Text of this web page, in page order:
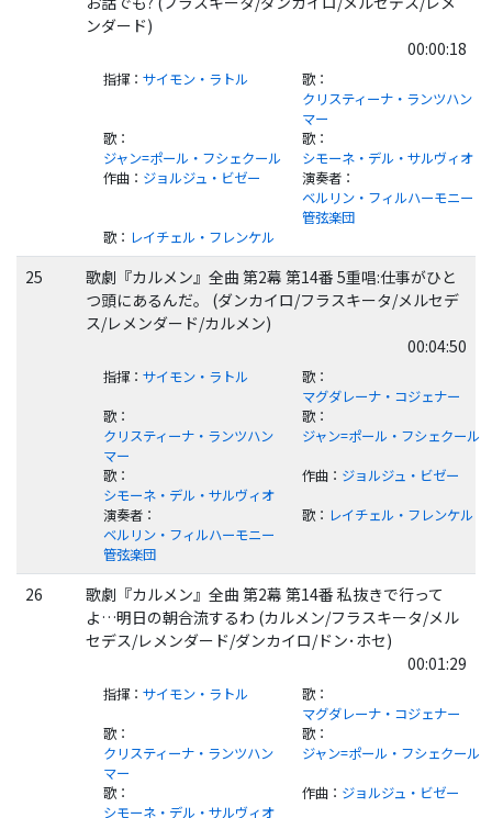
ンダード)
00:00:18
指揮： サイモン・ラトル 歌：
クリスティーナ・ランツハン
マー
歌：
ジャン=ポール・フシェクール
歌：
シモーネ・デル・サルヴィオ
作曲： ジョルジュ・ビゼー 演奏者：
ベルリン・フィルハーモニー
管弦楽団
歌： レイチェル・フレンケル
25
歌劇『カルメン』全曲 第2幕 第14番 5重唱:仕事がひと
つ頭にあるんだ。 (ダンカイロ/フラスキータ/メルセデ
ス/レメンダード/カルメン)
00:04:50
指揮： サイモン・ラトル 歌：
マグダレーナ・コジェナー
歌：
クリスティーナ・ランツハン
マー
歌：
ジャン=ポール・フシェクール
歌：
シモーネ・デル・サルヴィオ
作曲： ジョルジュ・ビゼー
演奏者：
ベルリン・フィルハーモニー
管弦楽団
歌： レイチェル・フレンケル
26
歌劇『カルメン』全曲 第2幕 第14番 私抜きで行って
よ…明日の朝合流するわ (カルメン/フラスキータ/メル
セデス/レメンダード/ダンカイロ/ドン･ホセ)
00:01:29
指揮： サイモン・ラトル 歌：
マグダレーナ・コジェナー
歌：
クリスティーナ・ランツハン
マー
歌：
ジャン=ポール・フシェクール
歌：
シモーネ・デル・サルヴィオ
作曲： ジョルジュ・ビゼー